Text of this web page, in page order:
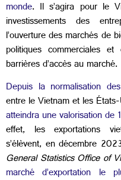
monde. Il s’agira pour le
investissements des
l’ouverture des marchés de
politiques commerciales
barrières d’accès au marché.
Depuis la normalisation
entre le Vietnam et les
atteindra une valorisation de
effet, les exportations
s’élèvent, en décembre
General Statistics Office of
marché d’exportation le